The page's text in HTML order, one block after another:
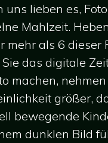
uns lieben es,
Mahlzeit.
mehr als 6
das digitale
machen,
größer,
bewegende
dunklen Bild